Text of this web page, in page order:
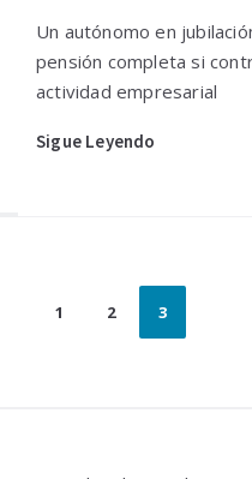
Un autónomo en
pensión completa si
actividad empresarial
Sigue Leyendo
Paginación
1 2 3